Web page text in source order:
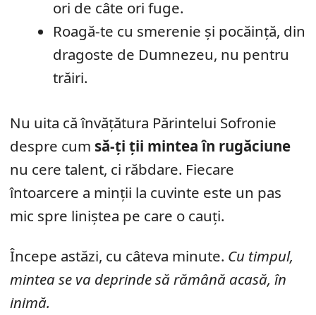
ori de câte ori fuge.
Roagă-te cu smerenie și pocăință, din
dragoste de Dumnezeu, nu pentru
trăiri.
Nu uita că învățătura Părintelui Sofronie
despre cum să-ți ții mintea în rugăciune
nu cere talent, ci răbdare. Fiecare
întoarcere a minții la cuvinte este un pas
mic spre liniștea pe care o cauți.
Începe astăzi, cu câteva minute. Cu timpul,
mintea se va deprinde să rămână acasă, în
inimă.